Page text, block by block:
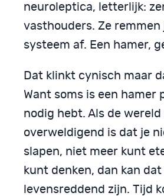
neuroleptica, letterlijk:
vasthouders. Ze remmen
systeem af. Een hamer,
Dat klinkt cynisch maar
Want soms is een hamer
nodig hebt. Als de wereld
overweldigend is dat je
slapen, niet meer kunt
kunt denken, dan kan
levensreddend zijn. Tijd